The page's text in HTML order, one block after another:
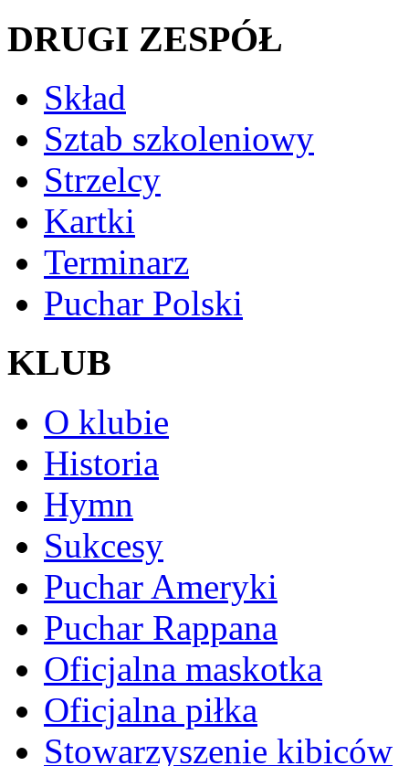
DRUGI ZESPÓŁ
Skład
Sztab szkoleniowy
Strzelcy
Kartki
Terminarz
Puchar Polski
KLUB
O klubie
Historia
Hymn
Sukcesy
Puchar Ameryki
Puchar Rappana
Oficjalna maskotka
Oficjalna piłka
Stowarzyszenie kibiców